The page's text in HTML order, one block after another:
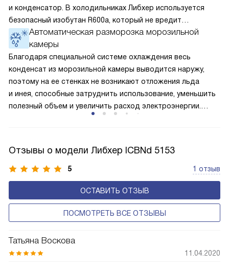
и конденсатор. В холодильниках Либхер используется
безопасный изобутан R600a, который не вредит
окружающей среде. Компрессор перегоняет его
по охладительному контуру по принципу насоса. Чем
лучше работает «мотор» прибора, тем качественнее
и быстрее происходит охлаждение, затрачивается
меньше электроэнергии.
Автоматическая разморозка морозильной
камеры
Благодаря специальной системе охлаждения весь
конденсат из морозильной камеры выводится наружу,
поэтому на ее стенках не возникают отложения льда
и инея, способные затруднить использование, уменьшить
полезный объем и увеличить расход электроэнергии.
Отзывы о модели Либхер ICBNd 5153
5 1 отзыв
ОСТАВИТЬ ОТЗЫВ
ПОСМОТРЕТЬ ВСЕ ОТЗЫВЫ
Татьяна Воскова
11.04.2020